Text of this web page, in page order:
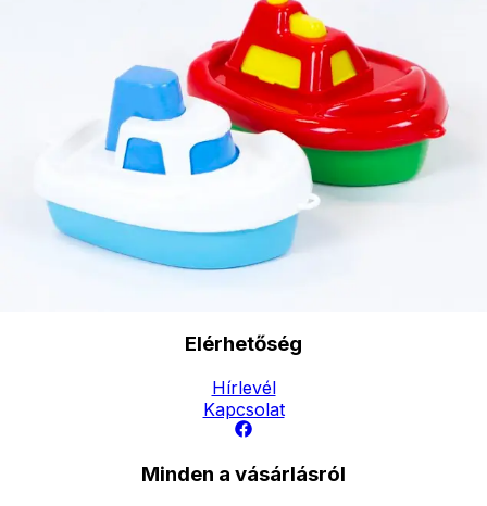
Nyári játékok
- Homokozójátékok
- Műanyag hajók
- Hinta, csúszda
- Ütők, dobálók
- Strandcikkek
- Egyéb nyári játékok
Lábbal hajtós
járművek
Téli játékok
16 cm.
Ár
Darab
Kosárba
Szállítás:
- Csomagautomata: 1190
- Házhozszállítás: 2190
forinttól
- Személyes átvétel:
ingyenesen
Elérhetőség
Hírlevél
Kapcsolat
Minden a vásárlásról